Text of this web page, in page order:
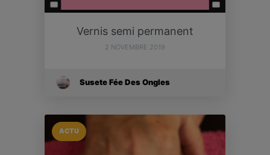
Vernis semi permanent
2 NOVEMBRE 2019
Susete Fée Des Ongles
ACTU